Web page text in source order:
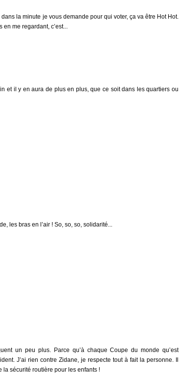
la minute je vous demande pour qui voter, ça va être Hot Hot.
me regardant, c’est...
et il y en aura de plus en plus, que ce soit dans les quartiers ou
les bras en l’air ! So, so, so, solidarité...
un peu plus. Parce qu’à chaque Coupe du monde qu’est
J’ai rien contre Zidane, je respecte tout à fait la personne. Il
la sécurité routière pour les enfants !